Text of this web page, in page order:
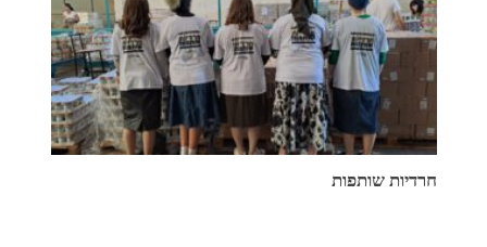
חרדיות שותפות